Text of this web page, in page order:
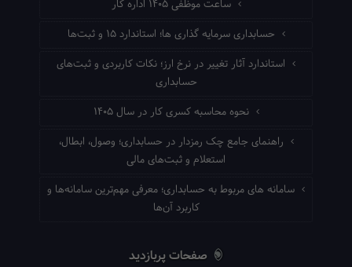
ساعت موظفی ۱۴۰۵ اداره کار
حسابداری سرمایه گذاری ها؛ استاندارد ۱۵ و ثبت‌ها
استاندارد آثار تغییر در نرخ ارز؛ نکات کاربردی و ثبت‌های
حسابداری
نحوه محاسبه کسری کار در سال ۱۴۰۵
راهنمای جامع چک رمزدار در حسابداری؛ وصول، ابطال،
استعلام و ثبت‌های مالی
سامانه های مربوط به حسابداری؛ معرفی مهم‌ترین سامانه‌ها و
کاربرد آن‌ها
صفحات پربازدید